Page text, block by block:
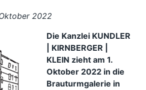
2022
Die Kanzlei KUNDLER
| KIRNBERGER |
KLEIN zieht am 1.
Oktober 2022 in die
Brauturmgalerie in